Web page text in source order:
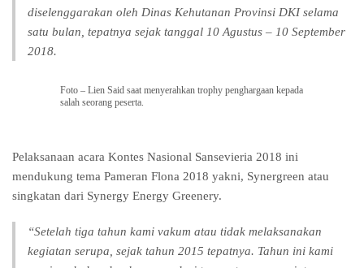
diselenggarakan oleh Dinas Kehutanan Provinsi DKI selama
satu bulan, tepatnya sejak tanggal 10 Agustus – 10 September
2018.
Foto – Lien Said saat menyerahkan trophy penghargaan kepada
salah seorang peserta.
Pelaksanaan acara Kontes Nasional Sansevieria 2018 ini
mendukung tema Pameran Flona 2018 yakni, Synergreen atau
singkatan dari Synergy Energy Greenery.
“Setelah tiga tahun kami vakum atau tidak melaksanakan
kegiatan serupa, sejak tahun 2015 tepatnya. Tahun ini kami